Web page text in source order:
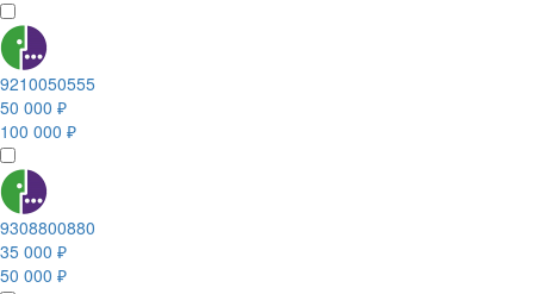
9210050555
50 000 ₽
100 000 ₽
9308800880
35 000 ₽
50 000 ₽